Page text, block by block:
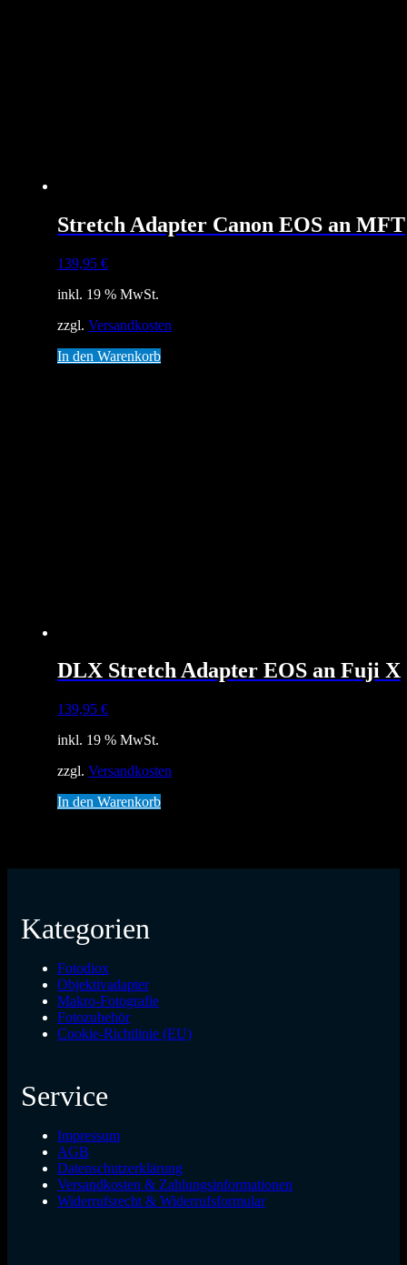
Stretch Adapter Canon EOS an MFT
139,95 €
inkl. 19 % MwSt.
zzgl. Versandkosten
In den Warenkorb
DLX Stretch Adapter EOS an Fuji X
139,95 €
inkl. 19 % MwSt.
zzgl. Versandkosten
In den Warenkorb
Kategorien
Fotodiox
Objektivadapter
Makro-Fotografie
Fotozubehör
Cookie-Richtlinie (EU)
Service
Impressum
AGB
Datenschutzerklärung
Versandkosten & Zahlungsinformationen
Widerrufsrecht & Widerrufsformular